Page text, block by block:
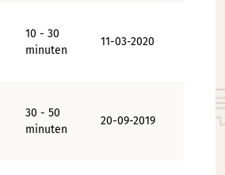
10 - 30
minuten
11-03-2020
30 - 50
minuten
20-09-2019